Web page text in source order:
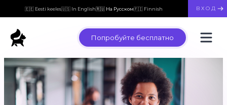
🇪🇪 Eesti keeles🇺🇸 In English🇷🇺 На Русском🇫🇮 Finnish ВХОД
Попробуйте бесплатно